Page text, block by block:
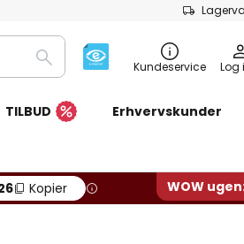
Søg Kundeservice Log
TILBUD Erhvervskunder
Kopier WOW